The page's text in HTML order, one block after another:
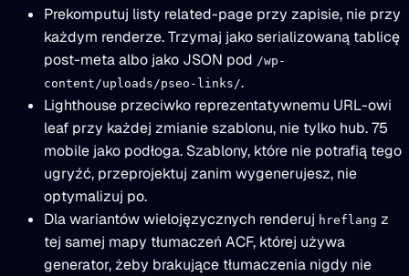
Prekomputuj listy related-page przy zapisie, nie przy
każdym renderze. Trzymaj jako serializowaną tablicę
post-meta albo jako JSON pod /wp-
content/uploads/pseo-links/.
Lighthouse przeciwko reprezentatywnemu URL-owi
leaf przy każdej zmianie szablonu, nie tylko hub. 75
mobile jako podłoga. Szablony, które nie potrafią tego
ugryźć, przeprojektuj zanim wygenerujesz, nie
optymalizuj po.
Dla wariantów wielojęzycznych renderuj hreflang z
tej samej mapy tłumaczeń ACF, której używa
generator, żeby brakujące tłumaczenia nigdy nie